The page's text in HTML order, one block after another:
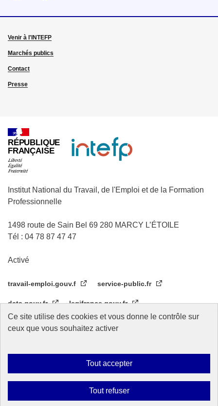
Ce site utilise des cookies et vous donne le contrôle sur
ceux que vous souhaitez activer
Tout accepter
Tout refuser
Venir à l'INTEFP
Marchés publics
Contact
Presse
RÉPUBLIQUE
FRANÇAISE
Institut National du Travail, de l'Emploi et de la Formation
Professionnelle
1498 route de Sain Bel 69 280 MARCY L’ÉTOILE
Tél : 04 78 87 47 47
Activé
travail-emploi.gouv.f service-public.fr
data.gouv.fr legifrance.gouv.fr
Réseau des écoles de service public
Mentions légales